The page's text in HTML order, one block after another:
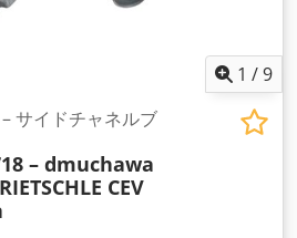
1 /9
– サイドチャネルブ
– dmuchawa
RIETSCHLE CEV